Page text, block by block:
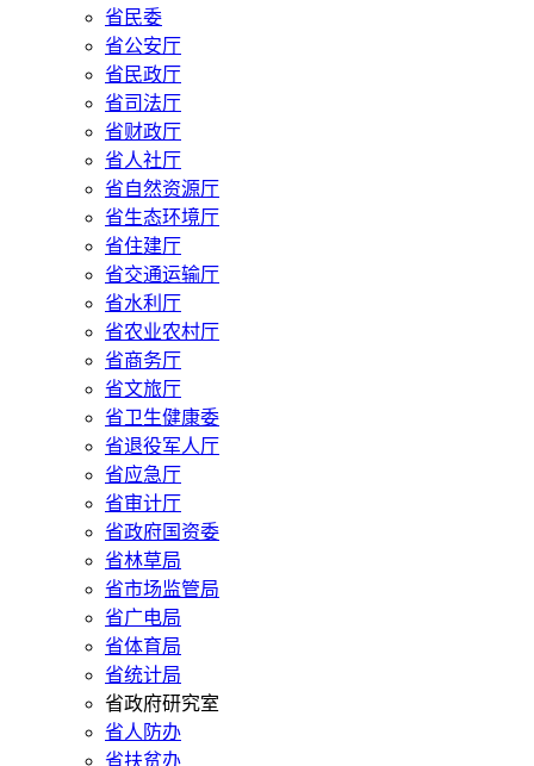
省民委
省公安厅
省民政厅
省司法厅
省财政厅
省人社厅
省自然资源厅
省生态环境厅
省住建厅
省交通运输厅
省水利厅
省农业农村厅
省商务厅
省文旅厅
省卫生健康委
省退役军人厅
省应急厅
省审计厅
省政府国资委
省林草局
省市场监管局
省广电局
省体育局
省统计局
省政府研究室
省人防办
省扶贫办